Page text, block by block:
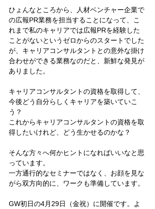
ひょんなところから、人材ベンチャー企業で
の広報PR業務を担当することになって、こ
れまで私のキャリアでは広報PRを経験した
ことがないというゼロからのスタートでした
が、キャリアコンサルタントとの意外な掛け
合わせができる業務なのだと、新鮮な発見が
ありました。
キャリアコンサルタントの資格を取得して、
今後どう自分らしくキャリアを築いていこ
う？
これからキャリアコンサルタントの資格を取
得したいけれど、どう生かせるのかな？
そんな方々へ何かヒントになればいいなと思
っています。
一方通行的なセミナーではなく、お顔を見な
がら双方向的に、ワークも準備しています。
GW初日の4月29日（金祝）に開催です。よ